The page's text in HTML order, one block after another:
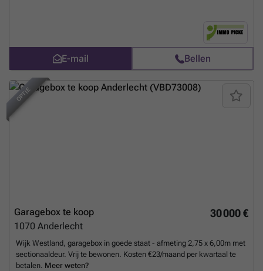
E-mail Bellen
OPTIE
30 000 €
Garagebox te koop
1070 Anderlecht
Wijk Westland, garagebox in goede staat - afmeting 2,75 x 6,00m met
sectionaaldeur. Vrij te bewonen. Kosten €23/maand per kwartaal te
betalen. Meer weten?